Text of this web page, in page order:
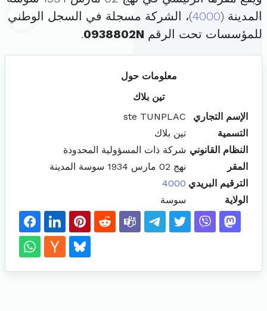
المدينة (4000)، الشركة مسجلة في السجل الوطني
للمؤسسات تحت الرقم 0938802N
.
معلومات حول
تين بلاك
الإسم التجاري
ste TUNPLAC
التسمية
تين بلاك
النظام القانوني شركة ذات المسؤولية المحدودة
المقر
نهج 02 مارس 1934 سوسة المدينة
الترقيم البريدي 4000
الولاية
سوسة